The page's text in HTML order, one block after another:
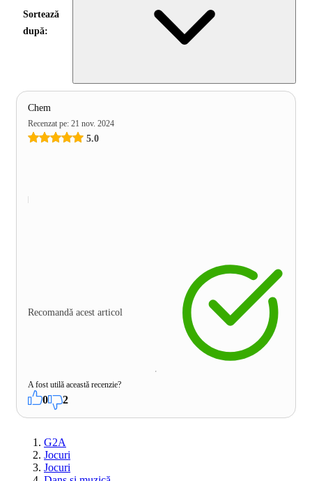
Sortează
după:
Chem
Recenzat pe: 21 nov. 2024
5.0
Recomandă acest articol
A fost utilă această recenzie?
0 2
G2A
Jocuri
Jocuri